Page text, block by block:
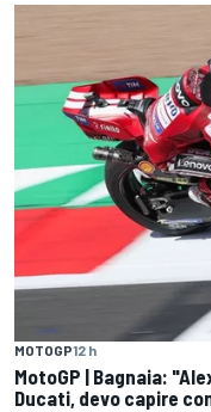
MOTOGP12 h
MotoGP | Bagnaia:
Ducati, devo capire